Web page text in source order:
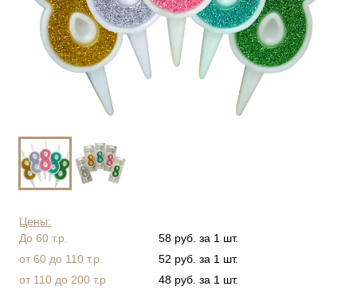
Цены:
До 60 т.р.
58 руб. за 1 шт.
от 60 до 110 т.р.
52 руб. за 1 шт.
от 110 до 200 т.р
48 руб. за 1 шт.